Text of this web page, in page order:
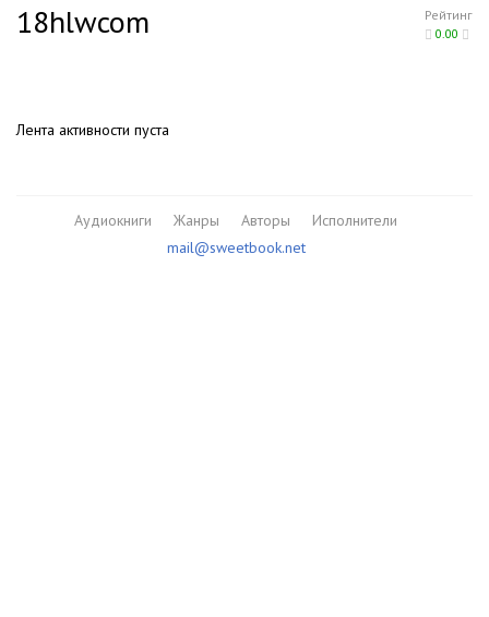
Рейтинг
0.00
18hlwcom
Лента активности пуста
Аудиокниги Жанры Авторы
Исполнители
mail@sweetbook.net